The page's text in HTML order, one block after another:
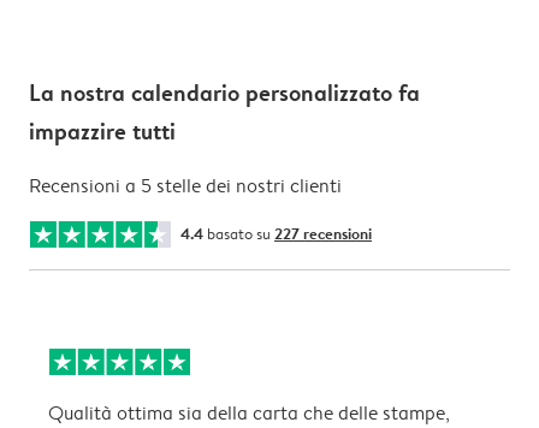
La nostra calendario personalizzato fa
impazzire tutti
Recensioni a 5 stelle dei nostri clienti
4.4 basato su 227 recensioni
Qualità ottima sia della carta che delle stampe,